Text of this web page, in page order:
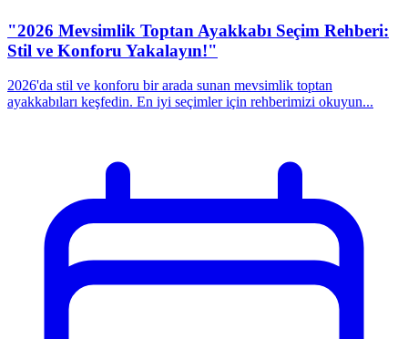
"2026 Mevsimlik Toptan Ayakkabı Seçim Rehberi:
Stil ve Konforu Yakalayın!"
2026'da stil ve konforu bir arada sunan mevsimlik toptan
ayakkabıları keşfedin. En iyi seçimler için rehberimizi okuyun...